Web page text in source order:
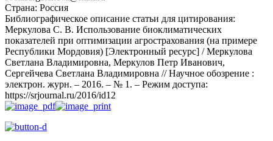
Страна: Россия
Библиографическое описание статьи для цитирования:
Меркулова С. В. Использование биоклиматических
показателей при оптимизации агрострахования (на примере
Республики Мордовия) [Электронный ресурс] / Меркулова
Светлана Владимировна, Меркулов Петр Иванович,
Сергейчева Светлана Владимировна // Научное обозрение :
электрон. журн. – 2016. – № 1. – Режим доступа:
https://srjournal.ru/2016/id12